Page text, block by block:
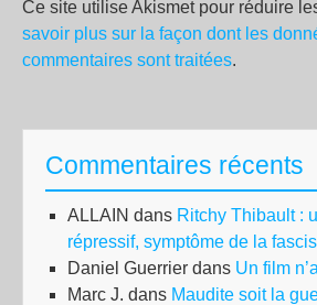
Ce site utilise Akismet pour réduire
savoir plus sur la façon dont les
commentaires sont traitées.
Commentaires récents
ALLAIN dans Ritchy Thibault :
répressif, symptôme de la
Daniel Guerrier dans Un film
Marc J. dans Maudite soit la